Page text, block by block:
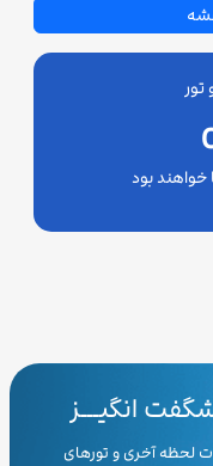
بود
انگیـــز
لحظه آخری و تورهای